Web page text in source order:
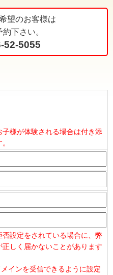
望のお客様は
下さい。
52-5055
様が体験される場合は付き添
設定をされている場合に、弊
しく届かないことがあります
メインを受信できるように設定